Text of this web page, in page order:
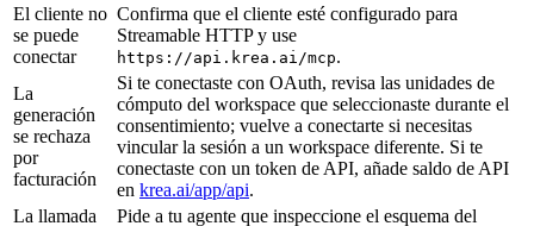
El cliente no
se puede
conectar
Confirma que el cliente esté configurado para
Streamable HTTP y use
https://api.krea.ai/mcp.
La
generación
se rechaza
por
facturación
Si te conectaste con OAuth, revisa las unidades de
cómputo del workspace que seleccionaste durante el
consentimiento; vuelve a conectarte si necesitas
vincular la sesión a un workspace diferente. Si te
conectaste con un token de API, añade saldo de API
en krea.ai/app/api.
La llamada
Pide a tu agente que inspeccione el esquema del